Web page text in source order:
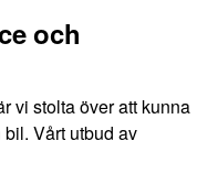
och
vi stolta över att kunna
Vårt utbud av